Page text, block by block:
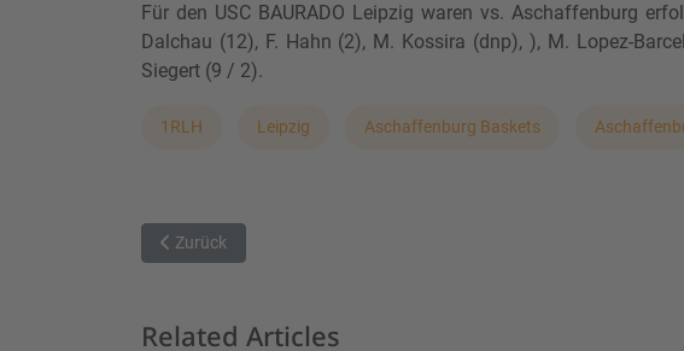
Für den USC BAURADO Leipzig waren vs. Aschaffenburg
Dalchau (12), F. Hahn (2), M. Kossira (dnp), ), M. Lopez-
Siegert (9 / 2).
1RLH Leipzig Aschaffenburg Baskets
Vorheriger Beitrag: Jahn München schlägt Baskets Vilsbiburg
Zurück
Related Articles